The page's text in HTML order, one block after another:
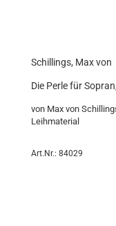
Schillings, Max von
Die Perle für
von Max von
Leihmaterial
Art.Nr.: 84029